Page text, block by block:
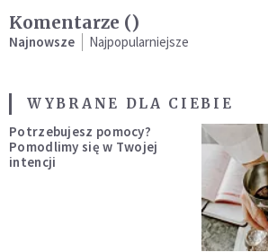
Komentarze ()
Najnowsze Najpopularniejsze
WYBRANE DLA CIEBIE
Potrzebujesz pomocy?
Pomodlimy się w Twojej
intencji